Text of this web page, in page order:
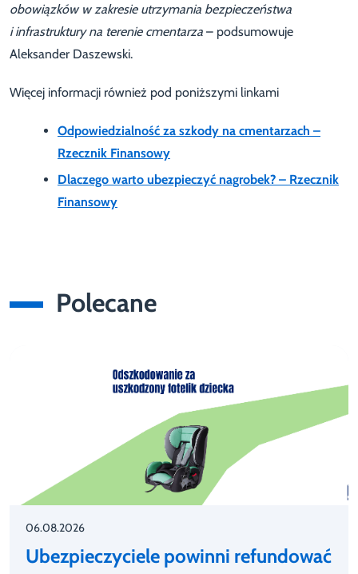
obowiązków w zakresie utrzymania bezpieczeństwa
i infrastruktury na terenie cmentarza – podsumowuje
Aleksander Daszewski.
Więcej informacji również pod poniższymi linkami
Odpowiedzialność za szkody na cmentarzach –
Rzecznik Finansowy
Dlaczego warto ubezpieczyć nagrobek? – Rzecznik
Finansowy
Polecane
06.08.2026
Ubezpieczyciele powinni refundować